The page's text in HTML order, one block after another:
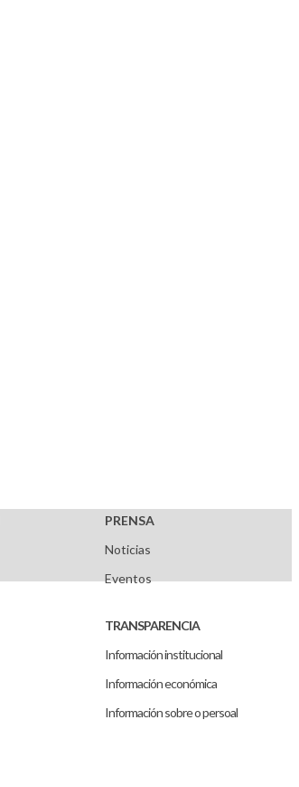
PRENSA
Noticias
Eventos
TRANSPARENCIA
Información institucional
Información económica
Información sobre o persoal